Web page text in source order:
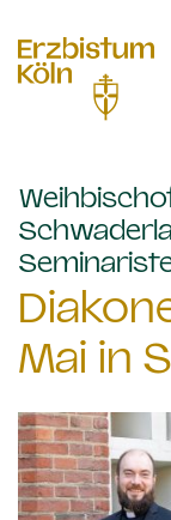
Mai in